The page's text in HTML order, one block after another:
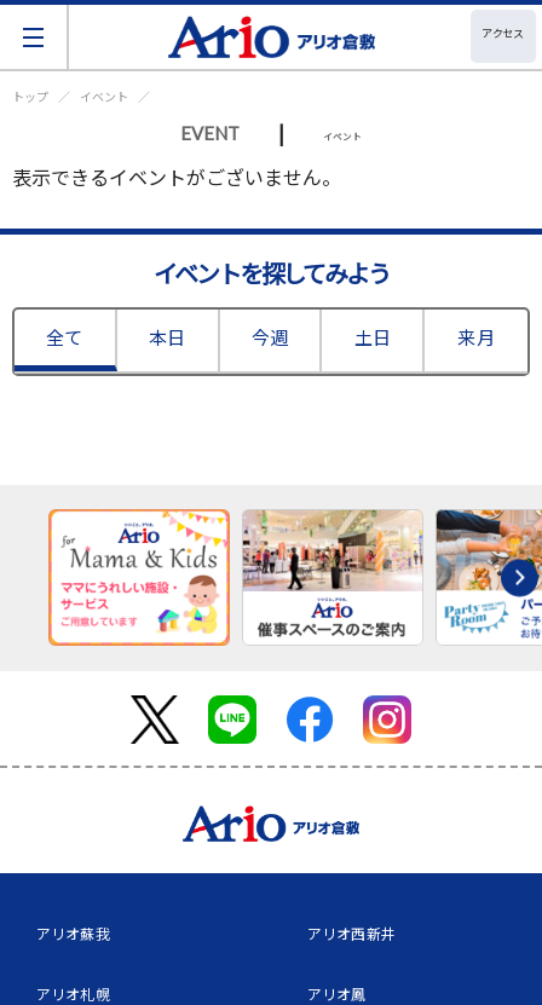
アクセス
トップ イベント
EVENT | イベント
表示できるイベントがございません。
イベントを探してみよう
全て 本日 今週 土日 来月
アリオ蘇我
アリオ札幌
アリオ西新井
アリオ鳳